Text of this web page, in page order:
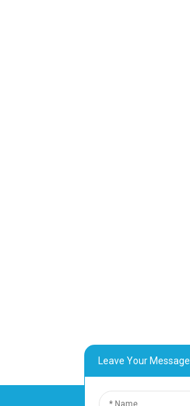
Leave Your Message